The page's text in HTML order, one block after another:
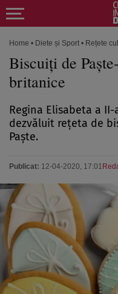
Home • Diete și Sport • Rețete
Biscuiţi de
britanice
Regina Elisabeta a
dezvăluit reţeta de
Paşte.
Publicat: 12-04-2020, 17:01